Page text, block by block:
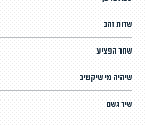
שדות זהב
שחר הפציע
שיהיה מי שיקשיב
שיר גשם